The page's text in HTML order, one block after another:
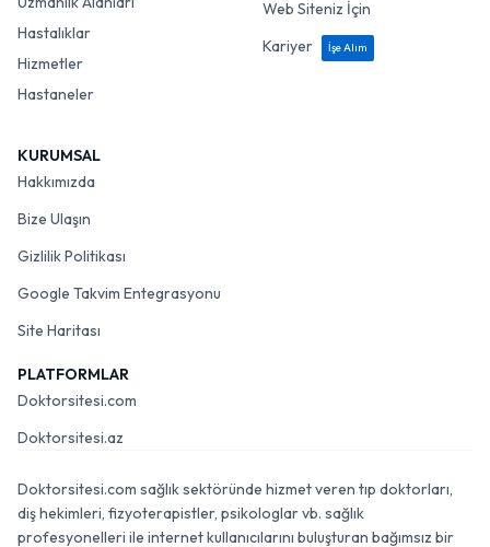
Hastalıklar
Hizmetler
Hastaneler
Web Siteniz İçin
Kariyer
İşe Alım
KURUMSAL
Hakkımızda
Bize Ulaşın
Gizlilik Politikası
Google Takvim Entegrasyonu
Site Haritası
PLATFORMLAR
Doktorsitesi.com
Doktorsitesi.az
Doktorsitesi.com sağlık sektöründe hizmet veren tıp doktorları,
diş hekimleri, fizyoterapistler, psikologlar vb. sağlık
profesyonelleri ile internet kullanıcılarını buluşturan bağımsız bir